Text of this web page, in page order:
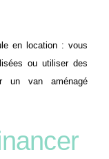
en location : vous
ou utiliser des
un van aménagé